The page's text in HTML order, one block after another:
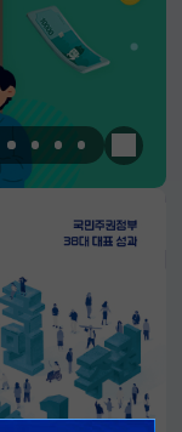
한눈에